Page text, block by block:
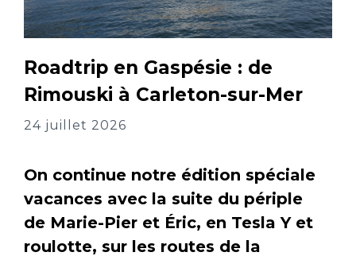
Roadtrip en Gaspésie : de
Rimouski à Carleton-sur-Mer
24 juillet 2026
On continue notre édition spéciale
vacances avec la suite du périple
de Marie-Pier et Éric, en Tesla Y et
roulotte, sur les routes de la